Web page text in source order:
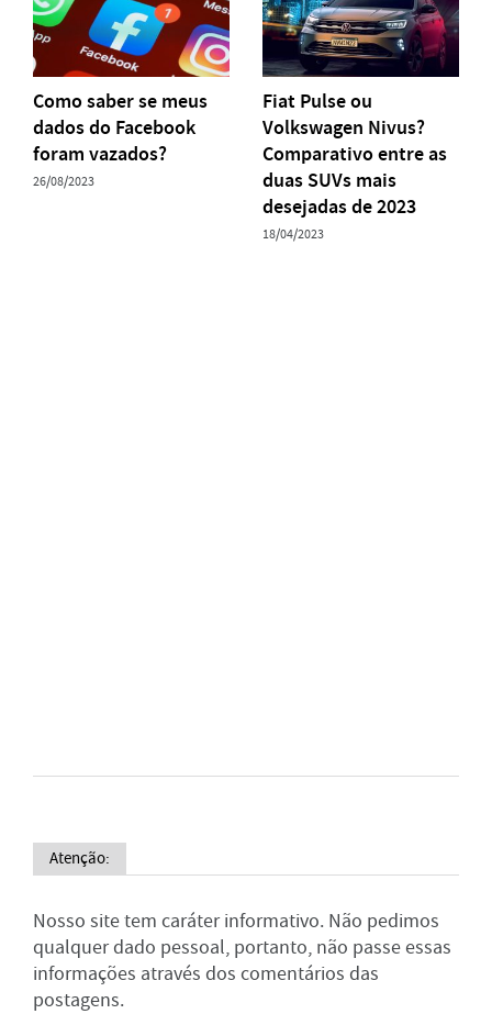
Como saber se meus
dados do Facebook
foram vazados?
26/08/2023
Fiat Pulse ou
Volkswagen Nivus?
Comparativo entre as
duas SUVs mais
desejadas de 2023
18/04/2023
Atenção:
Nosso site tem caráter informativo. Não pedimos
qualquer dado pessoal, portanto, não passe essas
informações através dos comentários das
postagens.